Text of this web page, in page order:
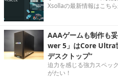
Xsollaの最新情報はこちら
AAAゲームも制作も
wer 5」はCore Ultra
デスクトップ”
迫力を感じる強力スペッ
がたい！